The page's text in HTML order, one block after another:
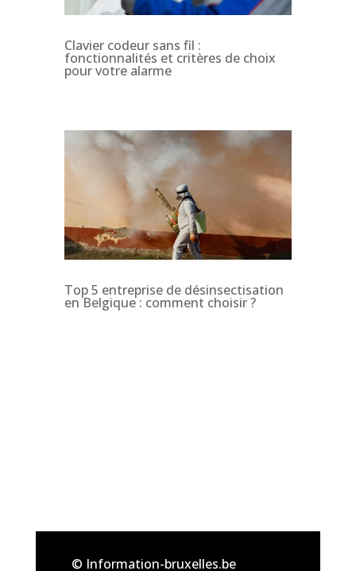
Clavier codeur sans fil :
fonctionnalités et critères de choix
pour votre alarme
Top 5 entreprise de désinsectisation
en Belgique : comment choisir ?
© Information-bruxelles.be